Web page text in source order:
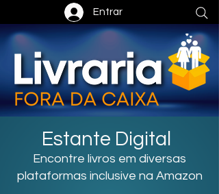
Entrar
Estante Digital
Encontre livros em diversas
plataformas inclusive na Amazon